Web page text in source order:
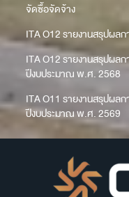
จัดซื้อจัดจ้าง
ITA O12 รายงานสรุปผล
ITA O12 รายงานสรุปผล
ปีงบประมาณ พ.ศ. 2568
ITA O11 รายงานสรุปผล
ปีงบประมาณ พ.ศ. 2569